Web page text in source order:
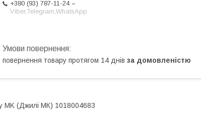
+380 (93) 787-11-24
Viber,Telegram,WhatsApp
повернення товару протягом 14 днів за домовленістю
MK (Джилі МК) 1018004683